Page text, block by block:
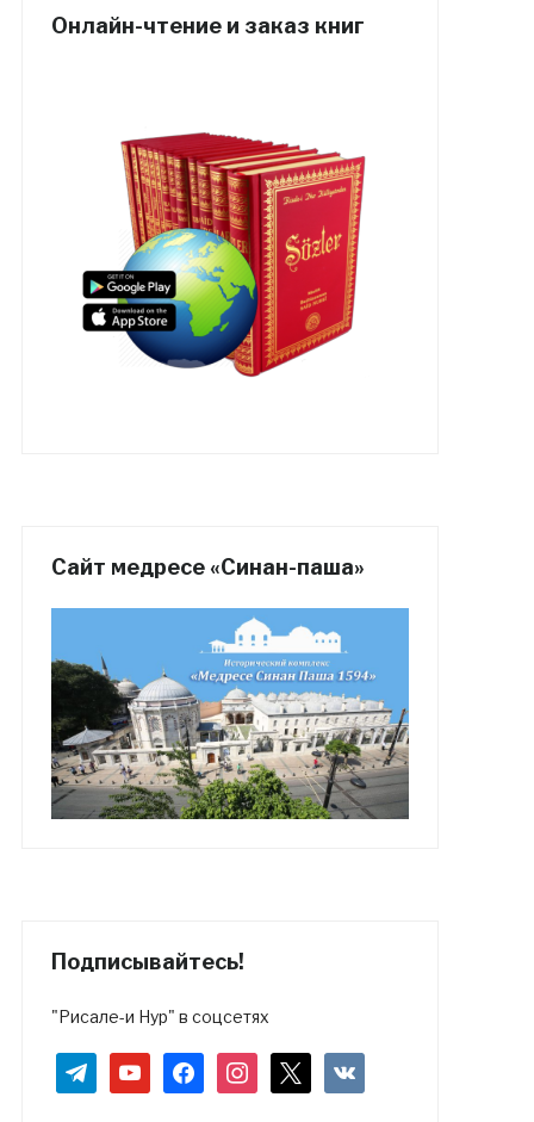
Онлайн-чтение и заказ книг
Сайт медресе «Синан-паша»
Подписывайтесь!
"Рисале-и Нур" в соцсетях
telegramyoutubefacebookinstagram vkontakte